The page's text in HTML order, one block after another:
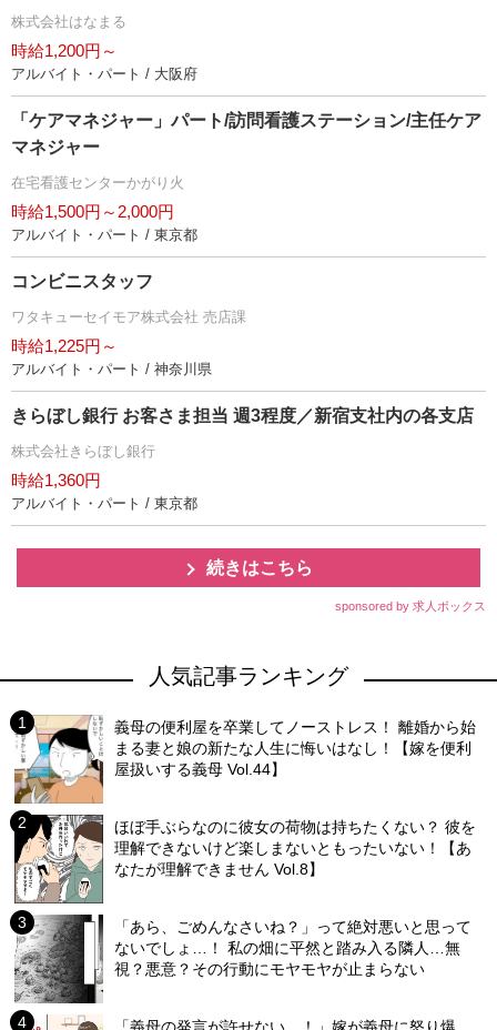
株式会社はなまる
時給1,200円～
アルバイト・パート / 大阪府
「ケアマネジャー」パート/訪問看護ステーション/主任ケア
マネジャー
在宅看護センターかがり火
時給1,500円～2,000円
アルバイト・パート / 東京都
コンビニスタッフ
ワタキューセイモア株式会社 売店課
時給1,225円～
アルバイト・パート / 神奈川県
きらぼし銀行 お客さま担当 週3程度／新宿支社内の各支店
株式会社きらぼし銀行
時給1,360円
アルバイト・パート / 東京都
続きはこちら
sponsored by 求人ボックス
人気記事ランキング
義母の便利屋を卒業してノーストレス！ 離婚から始
まる妻と娘の新たな人生に悔いはなし！【嫁を便利
屋扱いする義母 Vol.44】
ほぼ手ぶらなのに彼女の荷物は持ちたくない？ 彼を
理解できないけど楽しまないともったいない！【あ
なたが理解できません Vol.8】
「あら、ごめんなさいね？」って絶対悪いと思って
ないでしょ…！ 私の畑に平然と踏み入る隣人…無
視？悪意？その行動にモヤモヤが止まらない